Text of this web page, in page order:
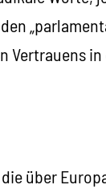
Vertrauens
über